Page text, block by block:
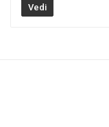
Vedi